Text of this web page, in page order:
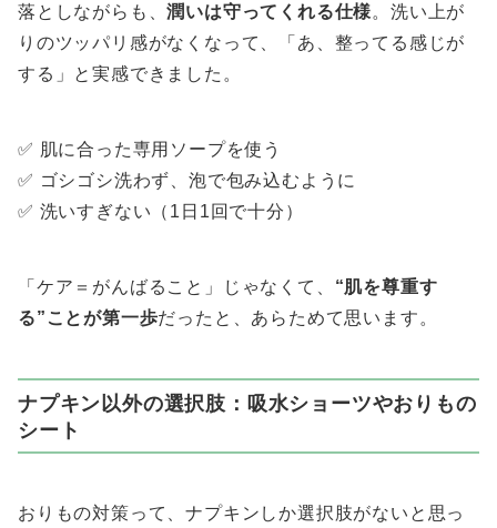
落としながらも、潤いは守ってくれる仕様。洗い上が
りのツッパリ感がなくなって、「あ、整ってる感じが
する」と実感できました。
✅ 肌に合った専用ソープを使う
✅ ゴシゴシ洗わず、泡で包み込むように
✅ 洗いすぎない（1日1回で十分）
「ケア＝がんばること」じゃなくて、 “肌を尊重す
る”ことが第一歩だったと、あらためて思います。
ナプキン以外の選択肢：吸水ショーツやおりもの
シート
おりもの対策って、ナプキンしか選択肢がないと思っ